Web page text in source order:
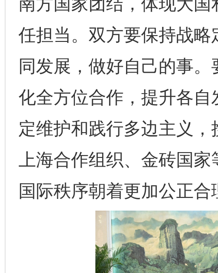
任担当。双方要保持战
同发展，做好自己的事
化全方位合作，提升各
定维护和践行多边主义
上海合作组织、金砖国
国际秩序朝着更加公正